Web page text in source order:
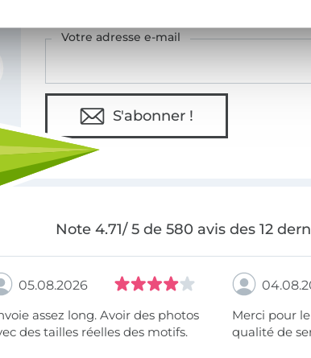
Votre adresse e-mail
S'abonner !
Note 4.71/ 5 de 580 avis des 12
05.08.2026
assez long. Avoir des photos
des tailles réelles des motifs.
Merci pour le choix, la rapidité, la
qualité de